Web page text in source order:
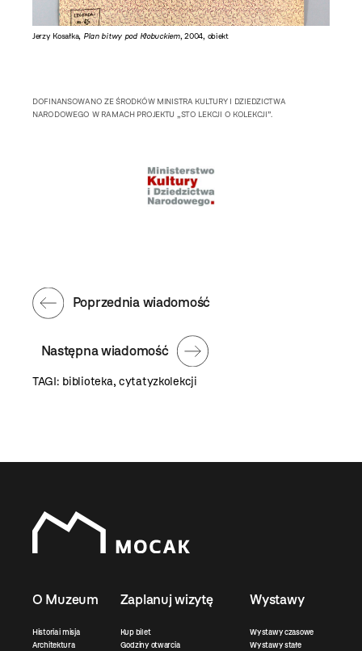
Jerzy Kosałka, Plan bitwy pod Kłobuckiem, 2004, obiekt
DOFINANSOWANO ZE ŚRODKÓW MINISTRA KULTURY I DZIEDZICTWA
NARODOWEGO W RAMACH PROJEKTU „STO LEKCJI O KOLEKCJI”.
Następna wiadomość
Poprzednia wiadomość
TAGI: biblioteka, cytatyzkolekcji
O Muzeum
Historia i misja
Architektura
Zaplanuj wizytę
Kup bilet
Godziny otwarcia
Wystawy
Wystawy czasowe
Wystawy stałe